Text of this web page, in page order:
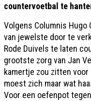
countervoetbal te
Volgens Columnis Hugo
van jewelste door te
Rode Duivels te laten
grootste zorg van Jan
kamertje zou zitten voor
moest zich maar wat
Voor een oefenpot